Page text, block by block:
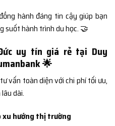
hành đáng tin cậy giúp bạn
suốt hành trình du học. 🤝
uy tín giá rẻ tại Duy
🌟
vấn toàn diện với chi phí tối ưu,
dài.
xu hướng thị trường